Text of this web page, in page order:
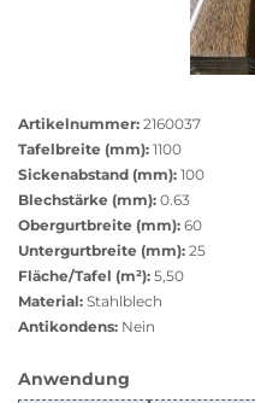
anzeigen
Artikelnummer: 2160037
Tafelbreite (mm): 1100
Sickenabstand (mm): 100
Blechstärke (mm): 0.63
Obergurtbreite (mm): 60
Untergurtbreite (mm): 25
Fläche/Tafel (m²): 5,50
Material: Stahlblech
Antikondens: Nein
Das
Anwendung